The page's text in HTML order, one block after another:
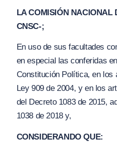
LA COMISIÓN NACIONAL
CNSC-;
En uso de sus facultades
en especial las conferidas
Constitución Política, en los
Ley 909 de 2004, y en los
del Decreto 1083 de 2015,
1038 de 2018 y,
CONSIDERANDO QUE: